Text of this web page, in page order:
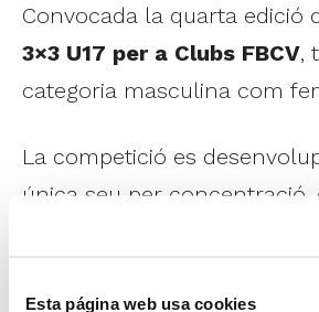
Esta página web usa cookies
Convocada la quarta edició
3×3 U17 per a Clubs FBCV,
categoria masculina com
La competició es
única seu per
una Fase de Grups i les
campió. L'esdeveniment